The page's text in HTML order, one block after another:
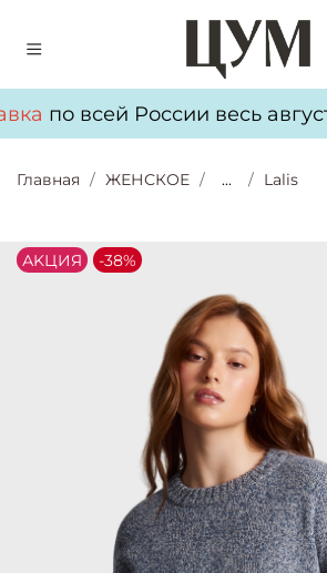
по всей России весь
Главная ЖЕНСКОЕ ... Lalis
АKЦИЯ -38%